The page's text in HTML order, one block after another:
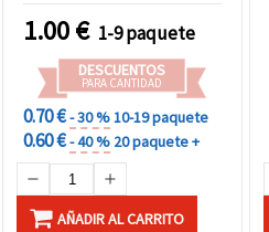
Agujero de 3 mm – Pack de
5 unidades para
manualidades y bisutería
DIY
1.00€ 1-9 paquete
DESCUENTOS
PARA CANTIDAD
0.70 €- 30 %10-19 paquete
0.60 €- 40 % 20 paquete +
AÑADIR AL CARRITO